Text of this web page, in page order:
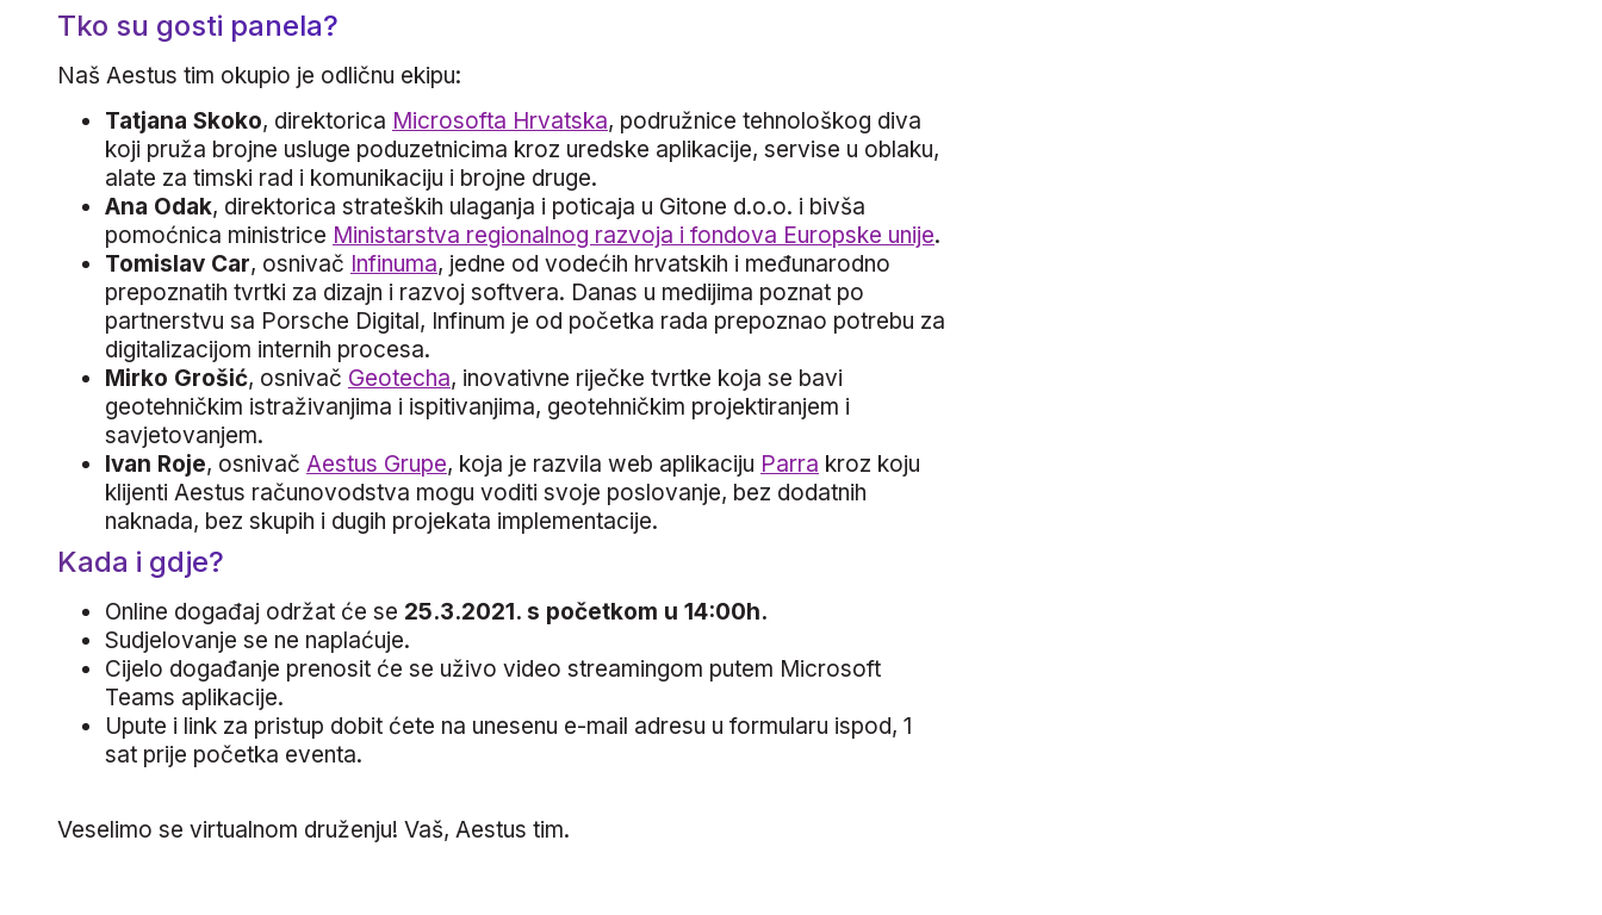
Tko su gosti panela?
Naš Aestus tim okupio je odličnu ekipu:
Tatjana Skoko, direktorica Microsofta Hrvatska, podružnice tehnološkog diva
koji pruža brojne usluge poduzetnicima kroz uredske aplikacije, servise u oblaku,
alate za timski rad i komunikaciju i brojne druge.
Ana Odak, direktorica strateških ulaganja i poticaja u Gitone d.o.o. i bivša
pomoćnica ministrice Ministarstva regionalnog razvoja i fondova Europske unije.
Tomislav Car, osnivač Infinuma, jedne od vodećih hrvatskih i međunarodno
prepoznatih tvrtki za dizajn i razvoj softvera. Danas u medijima poznat po
partnerstvu sa Porsche Digital, Infinum je od početka rada prepoznao potrebu za
digitalizacijom internih procesa.
Mirko Grošić, osnivač Geotecha, inovativne riječke tvrtke koja se bavi
geotehničkim istraživanjima i ispitivanjima, geotehničkim projektiranjem i
savjetovanjem.
Ivan Roje, osnivač Aestus Grupe, koja je razvila web aplikaciju Parra kroz koju
klijenti Aestus računovodstva mogu voditi svoje poslovanje, bez dodatnih
naknada, bez skupih i dugih projekata implementacije.
Kada i gdje?
Online događaj održat će se 25.3.2021. s početkom u 14:00h.
Sudjelovanje se ne naplaćuje.
Cijelo događanje prenosit će se uživo video streamingom putem Microsoft
Teams aplikacije.
Upute i link za pristup dobit ćete na unesenu e-mail adresu u formularu ispod, 1
sat prije početka eventa.
Veselimo se virtualnom druženju! Vaš, Aestus tim.